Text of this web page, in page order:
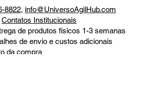
2073, B1304, São Paulo, SP, Brasil, CEP
8822,info@UniversoAgilHub.com
Contatos Institucionais
de produtos físicos 1-3 semanas